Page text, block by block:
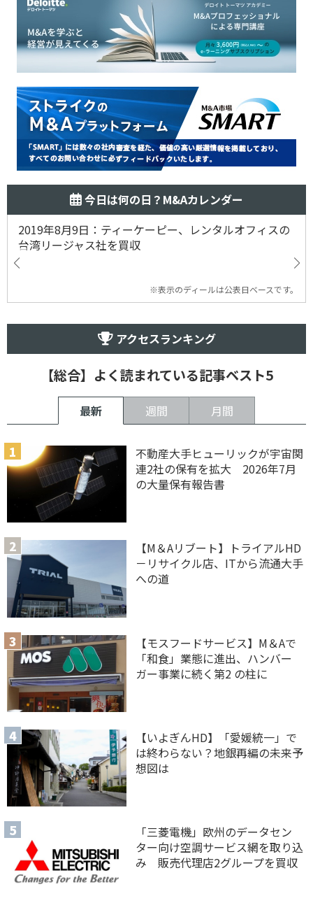
今日は何の日？M&Aカレンダー
2019年8月9日：ティーケーピー、レンタルオフィスの
台湾リージャス社を買収
※表示のディールは公表日ベースです。
アクセスランキング
【総合】よく読まれている記事ベスト5
最新 週間 月間
不動産大手ヒューリックが宇宙関
連2社の保有を拡大 2026年7月
の大量保有報告書
【M＆Aリブート】トライアルHD
－リサイクル店、ITから流通大手
への道
【モスフードサービス】M＆Aで
「和食」業態に進出、ハンバー
ガー事業に続く第2 の柱に
【いよぎんHD】「愛媛統一」で
は終わらない？地銀再編の未来予
想図は
「三菱電機」欧州のデータセン
ター向け空調サービス網を取り込
み 販売代理店2グループを買収